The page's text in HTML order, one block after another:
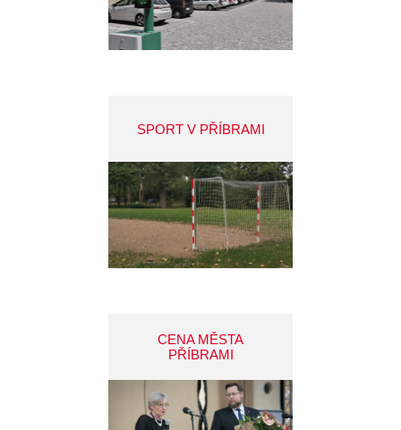
SPORT V PŘÍBRAMI
CENA MĚSTA
PŘÍBRAMI